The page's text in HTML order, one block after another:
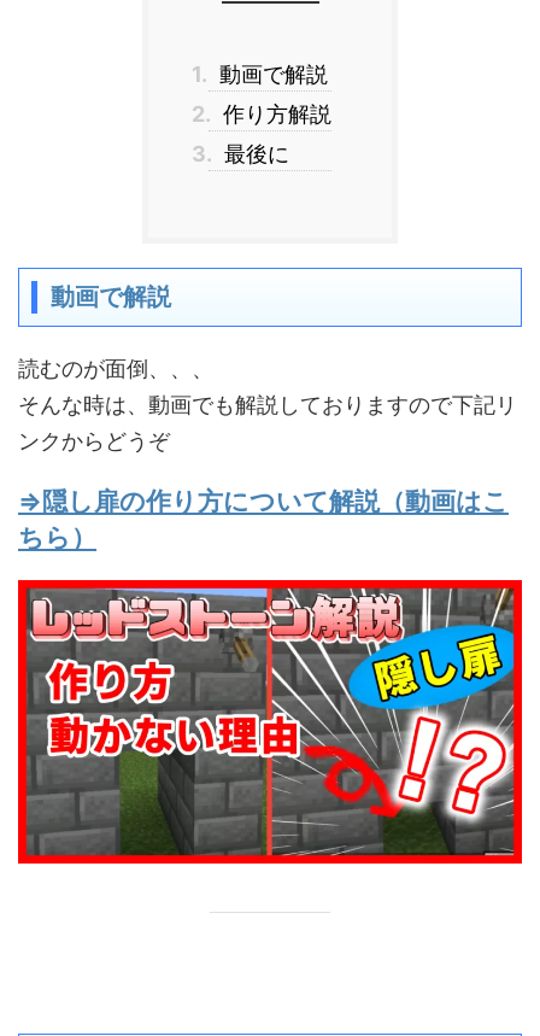
1. 動画で解説
2. 作り方解説
3. 最後に
動画で解説
読むのが面倒、、、
そんな時は、動画でも解説しておりますので下記リ
ンクからどうぞ
⇒ 隠し扉の作り方について解説（動画はこ
ちら）